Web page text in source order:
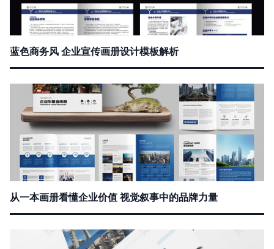
蓝色商务风 企业宣传画册设计模板解析
从一本画册看懂企业价值 视觉叙事中的品牌力量